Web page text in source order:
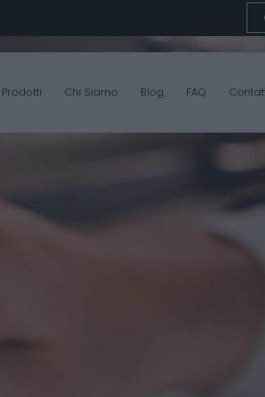
Prodotti Chi Siamo Blog FAQ